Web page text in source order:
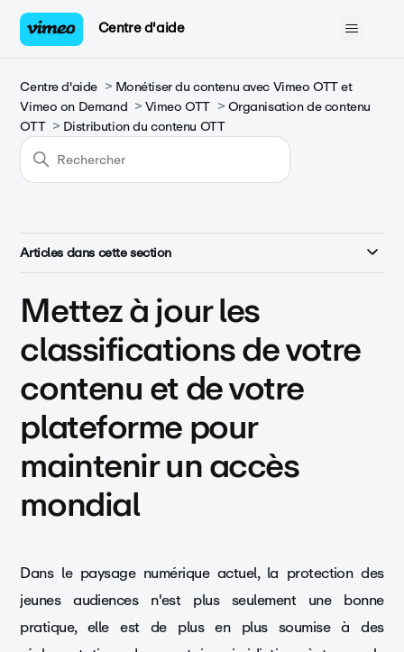
Centre d'aide
Centre d'aide
Monétiser du contenu avec Vimeo OTT et
Vimeo on Demand
Vimeo OTT
Organisation de contenu
OTT
Distribution du contenu OTT
Articles dans cette section
Mettez à jour les
classifications de votre
contenu et de votre
plateforme pour
maintenir un accès
mondial
Dans le paysage numérique actuel, la protection des
jeunes audiences n'est plus seulement une bonne
pratique, elle est de plus en plus soumise à des